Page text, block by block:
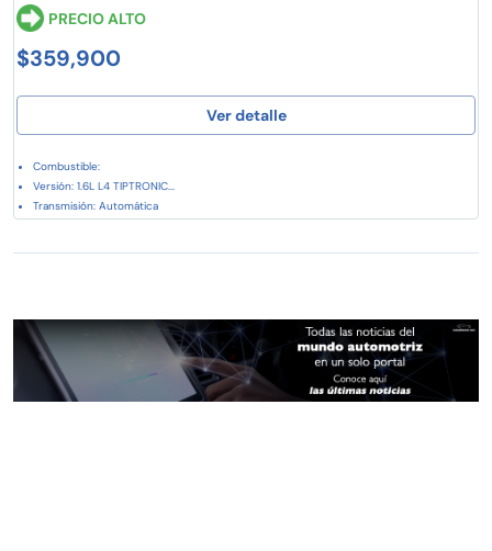
PRECIO ALTO
$359,900
Ver detalle
Combustible:
Versión: 1.6L L4 TIPTRONIC...
Transmisión: Automática